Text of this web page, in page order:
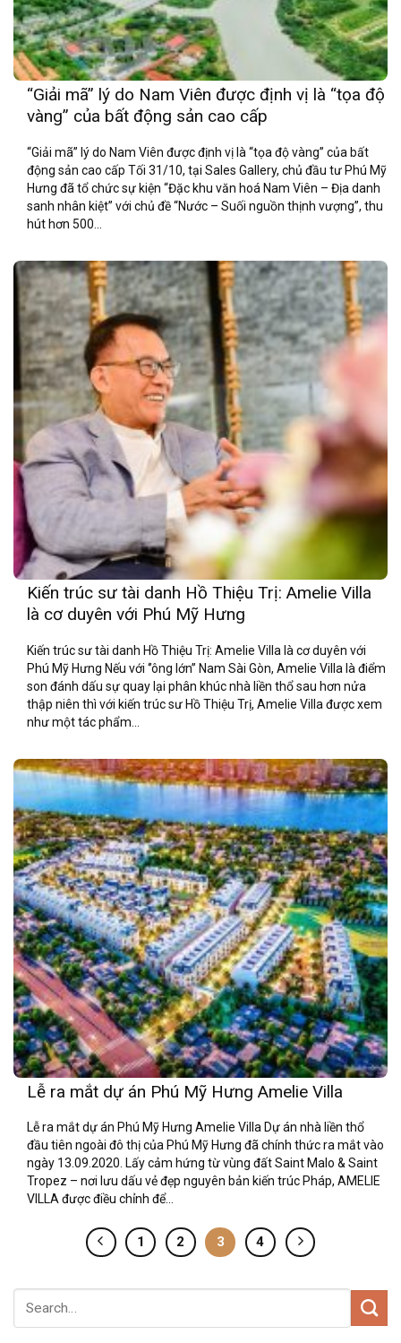
“Giải mã” lý do Nam Viên được định vị là “tọa độ
vàng” của bất động sản cao cấp
“Giải mã” lý do Nam Viên được định vị là “tọa độ vàng” của bất
động sản cao cấp Tối 31/10, tại Sales Gallery, chủ đầu tư Phú Mỹ
Hưng đã tổ chức sự kiện “Đặc khu văn hoá Nam Viên – Địa danh
sanh nhân kiệt” với chủ đề “Nước – Suối nguồn thịnh vượng”, thu
hút hơn 500...
Kiến trúc sư tài danh Hồ Thiệu Trị: Amelie Villa
là cơ duyên với Phú Mỹ Hưng
Kiến trúc sư tài danh Hồ Thiệu Trị: Amelie Villa là cơ duyên với
Phú Mỹ Hưng Nếu với ‘’ông lớn’’ Nam Sài Gòn, Amelie Villa là điểm
son đánh dấu sự quay lại phân khúc nhà liền thổ sau hơn nửa
thập niên thì với kiến trúc sư Hồ Thiệu Trị, Amelie Villa được xem
như một tác phẩm...
Lễ ra mắt dự án Phú Mỹ Hưng Amelie Villa
Lễ ra mắt dự án Phú Mỹ Hưng Amelie Villa Dự án nhà liền thổ
đầu tiên ngoài đô thị của Phú Mỹ Hưng đã chính thức ra mắt vào
ngày 13.09.2020. Lấy cảm hứng từ vùng đất Saint Malo & Saint
Tropez – nơi lưu dấu vẻ đẹp nguyên bản kiến trúc Pháp, AMELIE
VILLA được điều chỉnh để...
1 2 3 4